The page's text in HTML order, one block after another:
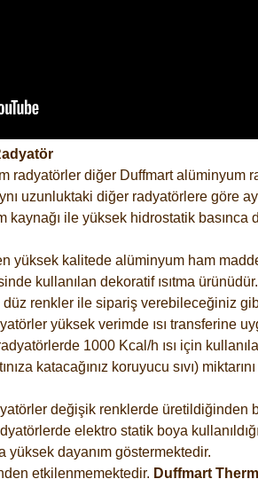
radyatörler diğer Duffmart
uzunluktaki diğer radyatörlere göre
ile yüksek hidrostatik
yüksek kalitede alüminyum ham
kullanılan dekoratif ısıtma ürünüdür.
renkler ile sipariş verebileceğiniz
yüksek verimde ısı transferine
1000 Kcal/h ısı için
katacağınız koruyucu sıvı)
değişik renklerde
elektro statik boya
dayanım göstermektedir.
etkilenmemektedir. Duffmart